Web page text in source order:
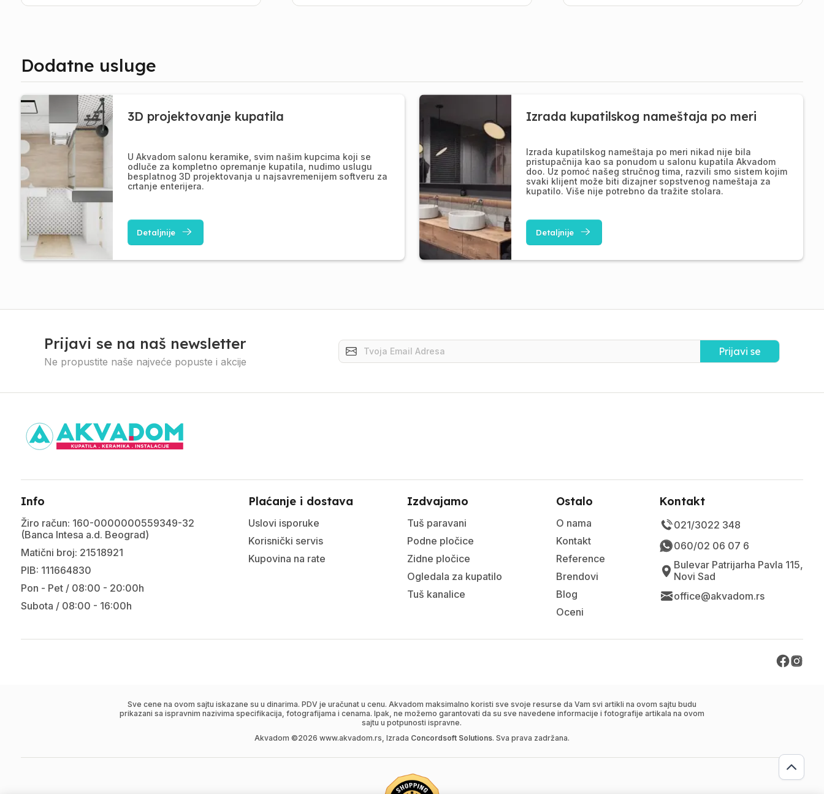
Dodatne usluge
3D projektovanje kupatila
U Akvadom salonu keramike, svim našim kupcima koji se
odluče za kompletno opremanje kupatila, nudimo uslugu
besplatnog 3D projektovanja u najsavremenijem softveru za
crtanje enterijera.
Detaljnije
Izrada kupatilskog nameštaja po meri
Izrada kupatilskog nameštaja po meri nikad nije bila
pristupačnija kao sa ponudom u salonu kupatila Akvadom
doo. Uz pomoć našeg stručnog tima, razvili smo sistem kojim
svaki klijent može biti dizajner sopstvenog nameštaja za
kupatilo. Više nije potrebno da tražite stolara.
Detaljnije
Prijavi se na naš newsletter
Ne propustite naše najveće popuste i akcije
Prijavi se
Info
Žiro račun: 160-0000000559349-32
(Banca Intesa a.d. Beograd)
Matični broj: 21518921
PIB: 111664830
Pon - Pet / 08:00 - 20:00h
Subota / 08:00 - 16:00h
Plaćanje i dostava
Uslovi isporuke
Korisnički servis
Kupovina na rate
Izdvajamo
Tuš paravani
Podne pločice
Zidne pločice
Ogledala za kupatilo
Tuš kanalice
Ostalo
O nama
Kontakt
Reference
Brendovi
Blog
Oceni
Kontakt
021/3022 348
060/02 06 07 6
Bulevar Patrijarha Pavla 115,
Novi Sad
office@akvadom.rs
Sve cene na ovom sajtu iskazane su u dinarima. PDV je uračunat u cenu. Akvadom maksimalno koristi sve svoje resurse da Vam svi artikli na ovom sajtu budu
prikazani sa ispravnim nazivima specifikacija, fotografijama i cenama. Ipak, ne možemo garantovati da su sve navedene informacije i fotografije artikala na ovom
sajtu u potpunosti ispravne.
Akvadom ©2026 www.akvadom.rs, Izrada Concordsoft Solutions. Sva prava zadržana.